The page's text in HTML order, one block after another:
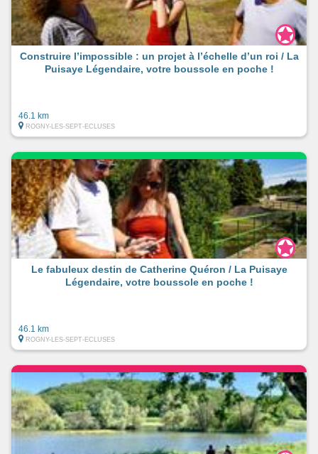
Construire l’impossible : un projet à l’échelle d’un roi / La
Puisaye Légendaire, votre boussole en poche !
46.1 km
ROGNY-LES-SEPT-ECLUSES
Le fabuleux destin de Catherine Quéron / La Puisaye
Légendaire, votre boussole en poche !
46.1 km
ROGNY-LES-SEPT-ECLUSES